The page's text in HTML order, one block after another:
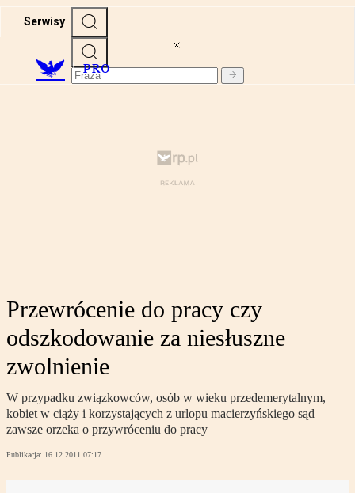
Serwisy
PRO
Przewrócenie do pracy czy
odszkodowanie za niesłuszne
zwolnienie
W przypadku związkowców, osób w wieku przedemerytalnym,
kobiet w ciąży i korzystających z urlopu macierzyńskiego sąd
zawsze orzeka o przywróceniu do pracy
Publikacja: 16.12.2011 07:17